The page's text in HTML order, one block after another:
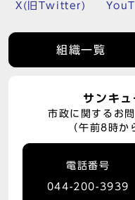
X(旧Twitter)
組織一覧
サンキ
市政に関するお
（午前8時
電話番号
044-200-3939